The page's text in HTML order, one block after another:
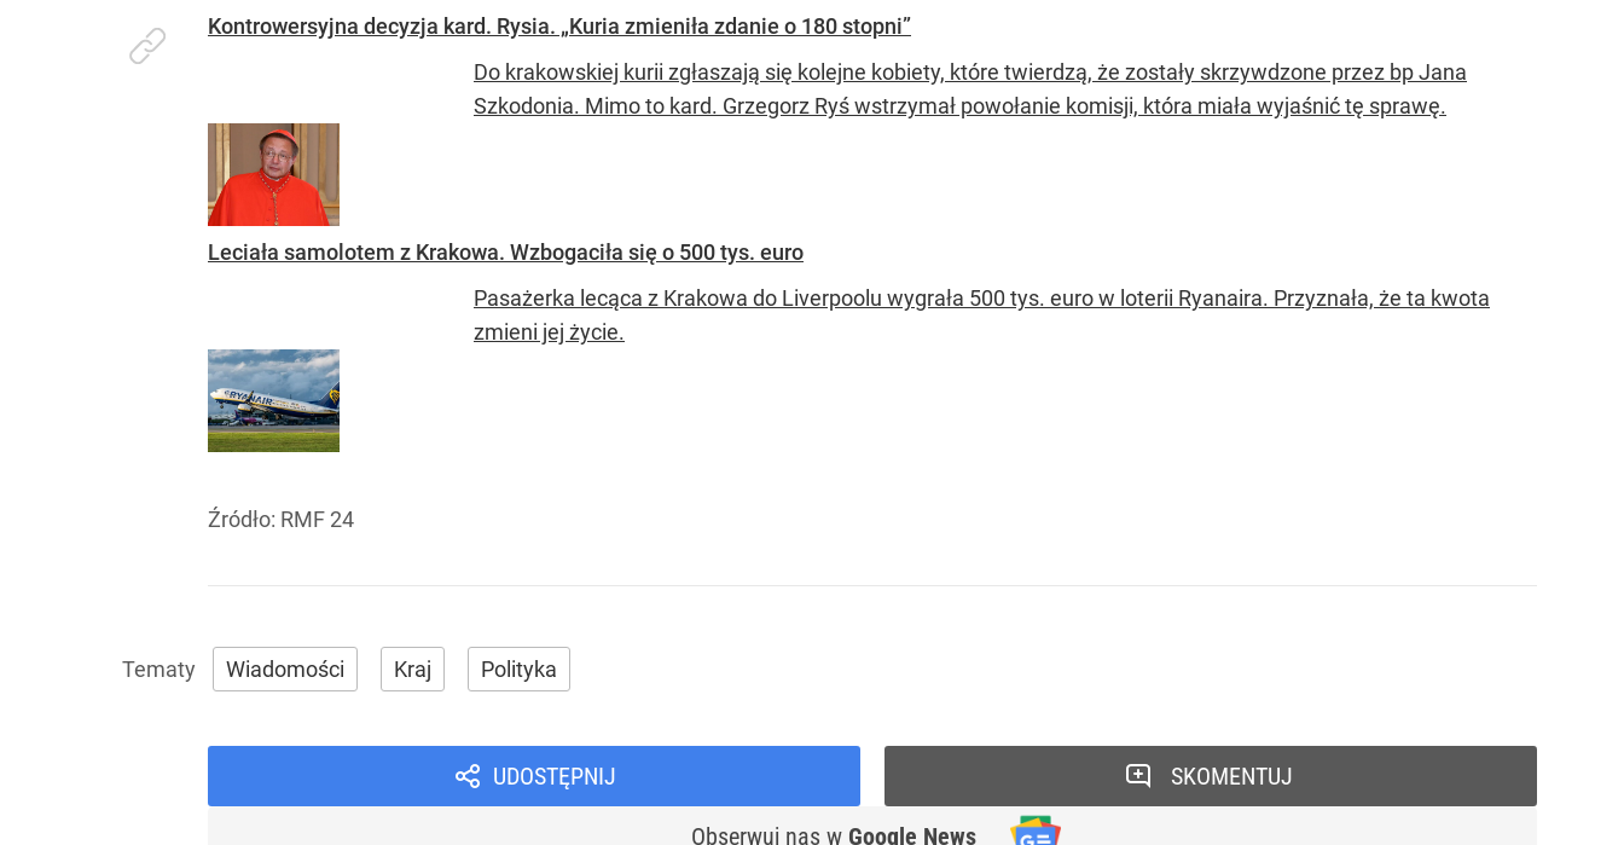
Kontrowersyjna decyzja kard. Rysia. „Kuria zmieniła zdanie o 180 stopni”
Do krakowskiej kurii zgłaszają się kolejne kobiety, które twierdzą, że zostały skrzywdzone przez bp Jana
Szkodonia. Mimo to kard. Grzegorz Ryś wstrzymał powołanie komisji, która miała wyjaśnić tę sprawę.
Leciała samolotem z Krakowa. Wzbogaciła się o 500 tys. euro
Pasażerka lecąca z Krakowa do Liverpoolu wygrała 500 tys. euro w loterii Ryanaira. Przyznała, że ta kwota
zmieni jej życie.
Źródło: RMF 24
Wiadomości Kraj Polityka
UDOSTĘPNIJ
Obserwuj nas w Google News
SKOMENTUJ